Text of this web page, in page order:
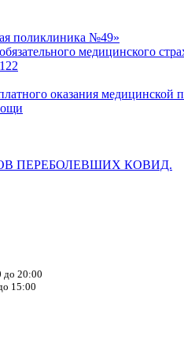
поликлиника №49»
медицинского
оказания медицинской
ПЕРЕБОЛЕВШИХ КОВИД.
до 20:00
15:00